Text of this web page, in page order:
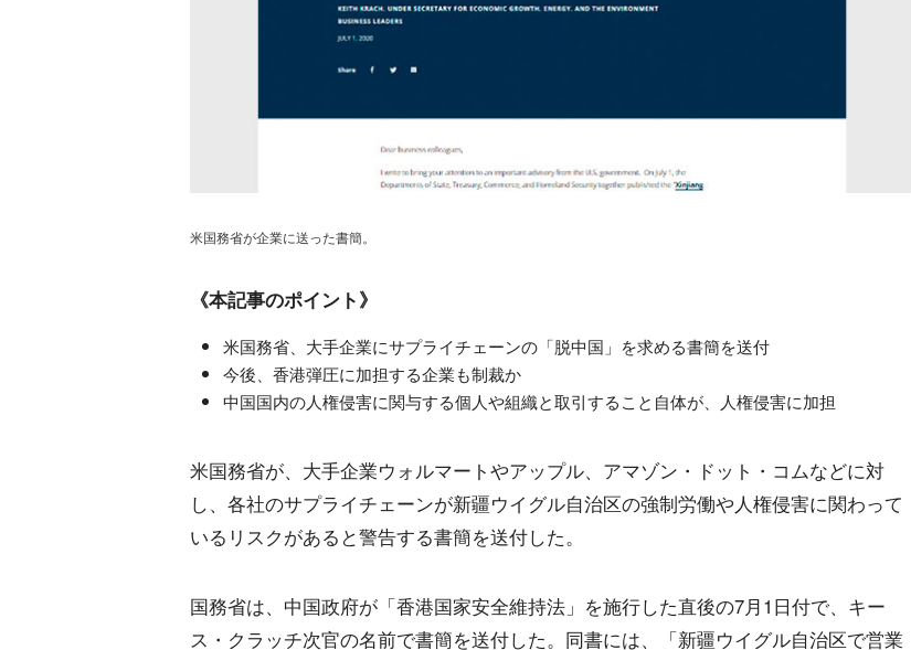
米国務省が企業に送った書簡。
《本記事のポイント》
米国務省、大手企業にサプライチェーンの「脱中国」を求める書簡を送付
今後、香港弾圧に加担する企業も制裁か
中国国内の人権侵害に関与する個人や組織と取引すること自体が、人権侵害に加担
米国務省が、大手企業ウォルマートやアップル、アマゾン・ドット・コムなどに対
し、各社のサプライチェーンが新疆ウイグル自治区の強制労働や人権侵害に関わって
いるリスクがあると警告する書簡を送付した。
国務省は、中国政府が「香港国家安全維持法」を施行した直後の7月1日付で、キー
ス・クラッチ次官の名前で書簡を送付した。同書には、「新疆ウイグル自治区で営業